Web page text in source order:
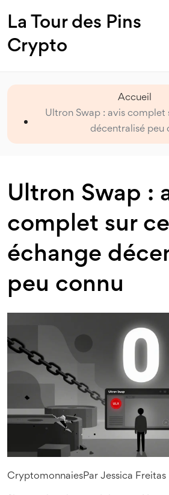
La Tour des Pins
Crypto
Accueil
Ultron Swap : avis complet
décentralisé peu
Ultron Swap :
complet sur
échange
peu connu
CryptomonnaiesPar Jessica Freitas